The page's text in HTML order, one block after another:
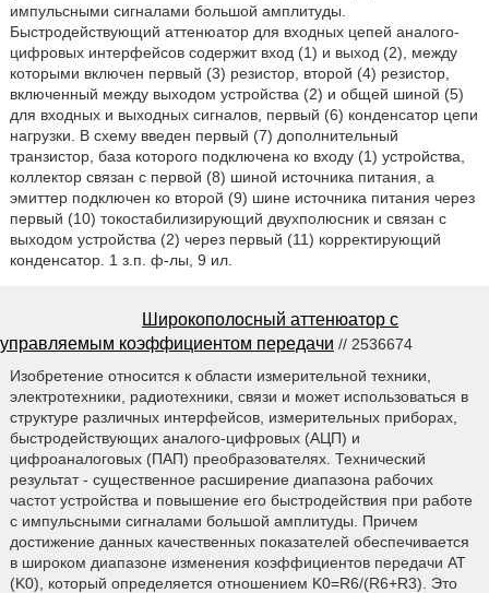
импульсными сигналами большой амплитуды.
Быстродействующий аттенюатор для входных цепей аналого-
цифровых интерфейсов содержит вход (1) и выход (2), между
которыми включен первый (3) резистор, второй (4) резистор,
включенный между выходом устройства (2) и общей шиной (5)
для входных и выходных сигналов, первый (6) конденсатор цепи
нагрузки. В схему введен первый (7) дополнительный
транзистор, база которого подключена ко входу (1) устройства,
коллектор связан с первой (8) шиной источника питания, а
эмиттер подключен ко второй (9) шине источника питания через
первый (10) токостабилизирующий двухполюсник и связан с
выходом устройства (2) через первый (11) корректирующий
конденсатор. 1 з.п. ф-лы, 9 ил.
Широкополосный аттенюатор с
управляемым коэффициентом передачи // 2536674
Изобретение относится к области измерительной техники,
электротехники, радиотехники, связи и может использоваться в
структуре различных интерфейсов, измерительных приборах,
быстродействующих аналого-цифровых (АЦП) и
цифроаналоговых (ПАП) преобразователях. Технический
результат - существенное расширение диапазона рабочих
частот устройства и повышение его быстродействия при работе
с импульсными сигналами большой амплитуды. Причем
достижение данных качественных показателей обеспечивается
в широком диапазоне изменения коэффициентов передачи AT
(K0), который определяется отношением K0=R6/(R6+R3). Это